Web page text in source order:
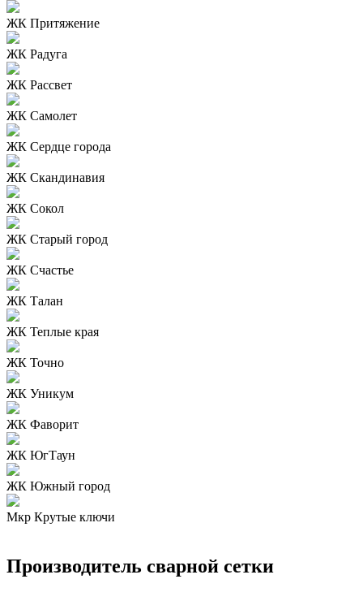
ЖК Притяжение
ЖК Радуга
ЖК Рассвет
ЖК Самолет
ЖК Сердце города
ЖК Скандинавия
ЖК Сокол
ЖК Старый город
ЖК Счастье
ЖК Талан
ЖК Теплые края
ЖК Точно
ЖК Уникум
ЖК Фаворит
ЖК ЮгТаун
ЖК Южный город
Мкр Крутые ключи
Производитель сварной сетки